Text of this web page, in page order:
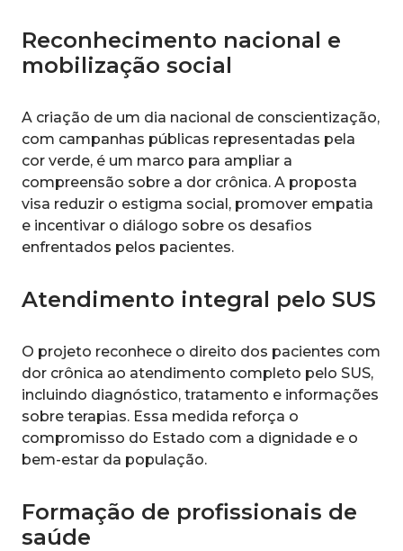
Reconhecimento nacional e
mobilização social
A criação de um dia nacional de conscientização,
com campanhas públicas representadas pela
cor verde, é um marco para ampliar a
compreensão sobre a dor crônica. A proposta
visa reduzir o estigma social, promover empatia
e incentivar o diálogo sobre os desafios
enfrentados pelos pacientes.
Atendimento integral pelo SUS
O projeto reconhece o direito dos pacientes com
dor crônica ao atendimento completo pelo SUS,
incluindo diagnóstico, tratamento e informações
sobre terapias. Essa medida reforça o
compromisso do Estado com a dignidade e o
bem-estar da população.
Formação de profissionais de
saúde